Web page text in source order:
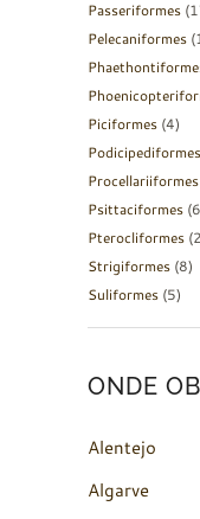
Passeriformes
Pelecaniformes
Piciformes (4)
Podicipediformes
Procellariiformes
Psittaciformes
Pterocliformes
Strigiformes (8)
Suliformes (5)
ONDE
Alentejo
Algarve